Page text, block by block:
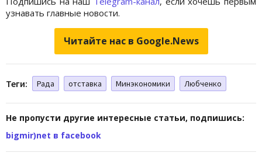
узнавать главные новости.
Читайте нас в Google.News
Теги: Рада отставка Минэкономики Любченко
Не пропусти другие интересные статьи, подпишись:
bigmir)net в facebook